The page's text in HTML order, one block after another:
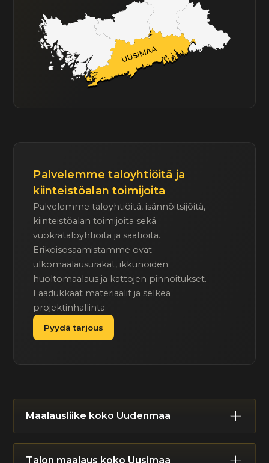
Palvelemme taloyhtiöitä ja
kiinteistöalan toimijoita
Palvelemme taloyhtiöitä, isännöitsijöitä,
kiinteistöalan toimijoita sekä
vuokrataloyhtiöitä ja säätiöitä.
Erikoisosaamistamme ovat
ulkomaalausurakat, ikkunoiden
huoltomaalaus ja kattojen pinnoitukset.
Laadukkaat materiaalit ja selkeä
projektinhallinta.
Pyydä tarjous
Maalausliike koko Uudenmaa
Helsinki Espoo Vantaa Kauniainen
Talon maalaus koko Uusimaa